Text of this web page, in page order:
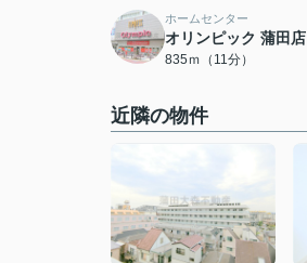
ホームセンター
オリンピック 蒲田店
835ｍ（11分）
近隣の物件